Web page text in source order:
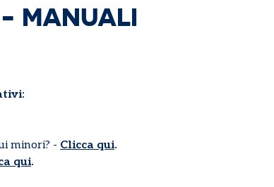
MANUALI
minori? - Clicca qui.
qui.